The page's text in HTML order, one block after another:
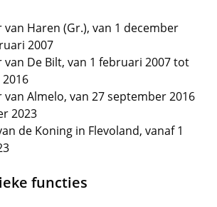
Haren (Gr.), van 1 december
2007
De Bilt, van 1 februari 2007 tot
Almelo, van 27 september 2016
2023
de Koning in Flevoland, vanaf 1
functies